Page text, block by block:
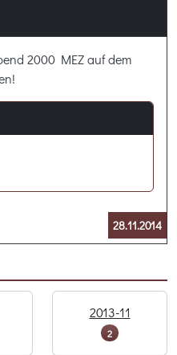
2000 MEZ auf dem
28.11.2014
2013-11
2